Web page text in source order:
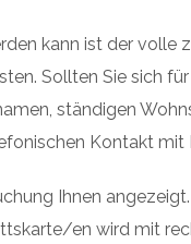
kann ist der
Sollten Sie sich
ständigen
Kontakt mit
Ihnen
en wird mit